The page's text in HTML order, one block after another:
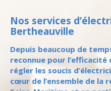
Nos services
Bertheauville
Depuis beaucoup de
reconnue pour
régler les soucis
cœur de l’ensemble de la